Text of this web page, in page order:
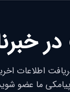
اطلاعات
پیامکی ما عضو